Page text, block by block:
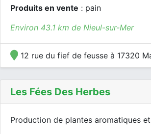
Produits en vente : pain
Environ 43.1 km de Nieul-sur-Mer
12 rue du fief de feusse à 17320
Les Fées Des Herbes
Production de plantes aromatiques